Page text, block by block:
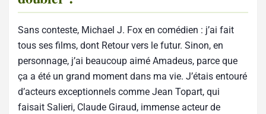
Sans conteste, Michael J. Fox en comédien : j’ai fait
tous ses films, dont Retour vers le futur. Sinon, en
personnage, j’ai beaucoup aimé Amadeus, parce que
ça a été un grand moment dans ma vie. J’étais entouré
d’acteurs exceptionnels comme Jean Topart, qui
faisait Salieri, Claude Giraud, immense acteur de